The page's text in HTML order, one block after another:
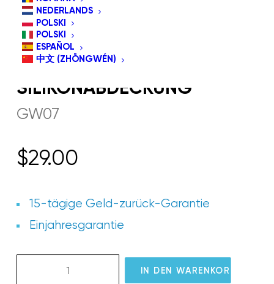
NEDERLANDS
POLSKI
POLSKI
ESPAÑOL
中文 (ZHŌNGWÉN)
GW07 G-BRILLENGLAS-
SILIKONABDECKUNG
GW07
$29.00
15-tägige Geld-zurück-Garantie
Einjahresgarantie
IN DEN WARENKORB